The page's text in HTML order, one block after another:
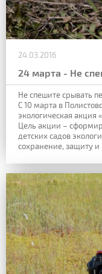
24.03.2016
24 марта - Не
Не спешите срывать
C 10 марта в
экологическая акция
Цель акции –
детских садов
сохранение, защиту и